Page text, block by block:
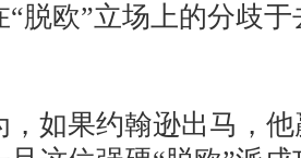
脱欧”立场上的分歧
果约翰逊出马，他